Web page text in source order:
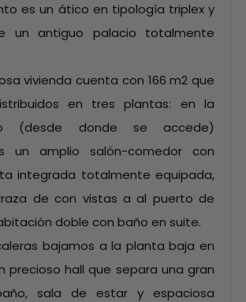
es un ático en tipología triplex y
un antiguo palacio totalmente
vivienda cuenta con 166 m2 que
en tres plantas: en la
(desde donde se accede)
un amplio salón-comedor con
integrada totalmente equipada,
de con vistas a al puerto de
doble con baño en suite.
bajamos a la planta baja en
precioso hall que separa una gran
sala de estar y espaciosa